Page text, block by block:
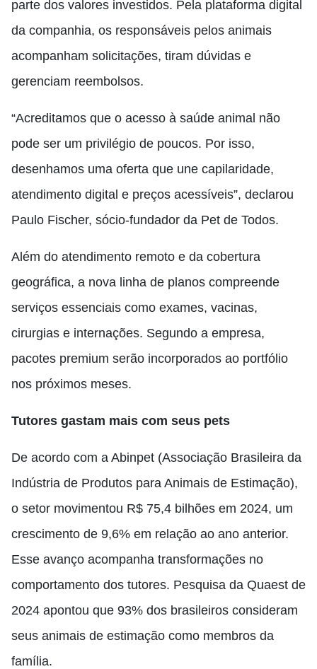
parte dos valores investidos. Pela plataforma digital
da companhia, os responsáveis pelos animais
acompanham solicitações, tiram dúvidas e
gerenciam reembolsos.
“Acreditamos que o acesso à saúde animal não
pode ser um privilégio de poucos. Por isso,
desenhamos uma oferta que une capilaridade,
atendimento digital e preços acessíveis”, declarou
Paulo Fischer, sócio-fundador da Pet de Todos.
Além do atendimento remoto e da cobertura
geográfica, a nova linha de planos compreende
serviços essenciais como exames, vacinas,
cirurgias e internações. Segundo a empresa,
pacotes premium serão incorporados ao portfólio
nos próximos meses.
Tutores gastam mais com seus pets
De acordo com a Abinpet (Associação Brasileira da
Indústria de Produtos para Animais de Estimação),
o setor movimentou R$ 75,4 bilhões em 2024, um
crescimento de 9,6% em relação ao ano anterior.
Esse avanço acompanha transformações no
comportamento dos tutores. Pesquisa da Quaest de
2024 apontou que 93% dos brasileiros consideram
seus animais de estimação como membros da
família.